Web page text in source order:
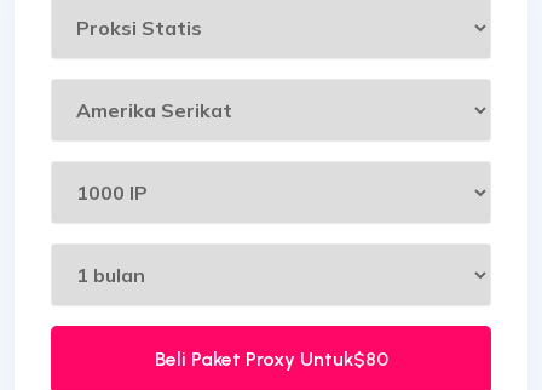
Beli Paket Proxy Untuk$80